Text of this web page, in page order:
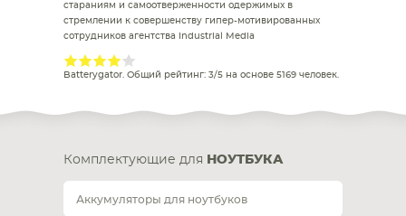
стараниям и самоотверженности одержимых в
стремлении к совершенству гипер-мотивированных
сотрудников агентства Industrial Media
Batterygator. Общий рейтинг: 3/5 на основе 5169 человек.
Комплектующие для НОУТБУКА
Аккумуляторы для ноутбуков